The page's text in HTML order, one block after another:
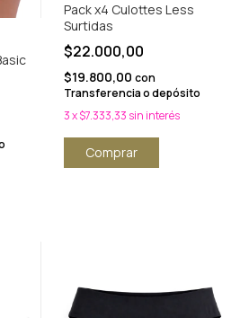
Pack x4 Culottes Less
Surtidas
$22.000,00
$19.800,00 con
Transferencia o depósito
3x$7.333,33 sin interés
Comprar